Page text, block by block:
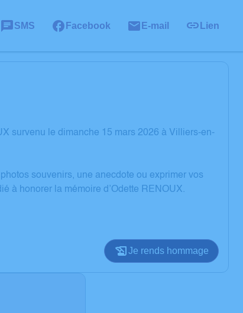
SMS Facebook E-mail Lien
survenu le dimanche 15 mars 2026 à Villiers-en-
souvenirs, une anecdote ou exprimer vos
à honorer la mémoire d’Odette RENOUX.
Je rends hommage